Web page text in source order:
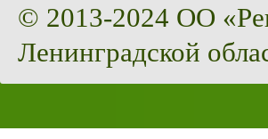
© 2013-2024 ОО
Ленинградской